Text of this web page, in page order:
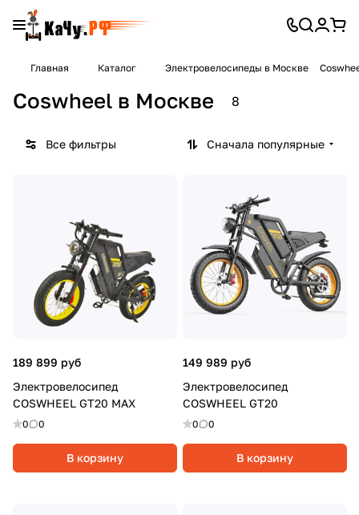
Главная Каталог Электровелосипеды в Москве
Coswheel в Москве 8
Все фильтры Сначала популярные
189 899 руб
Электровелосипед
COSWHEEL GT20 MAX
0 0
В корзину
149 989 руб
Электровелосипед
COSWHEEL GT20
0 0
В корзину